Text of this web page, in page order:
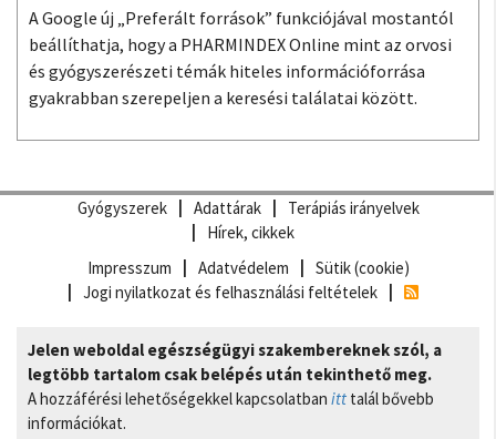
A Google új „Preferált források” funkciójával mostantól
beállíthatja, hogy a PHARMINDEX Online mint az orvosi
és gyógyszerészeti témák hiteles információforrása
gyakrabban szerepeljen a keresési találatai között.
Gyógyszerek Adattárak
Terápiás irányelvek
Hírek, cikkek
Impresszum
Adatvédelem
Sütik (cookie)
Jogi nyilatkozat és felhasználási feltételek
Jelen weboldal egészségügyi szakembereknek szól, a
legtöbb tartalom csak belépés után tekinthető meg.
A hozzáférési lehetőségekkel kapcsolatban itt talál bővebb
információkat.